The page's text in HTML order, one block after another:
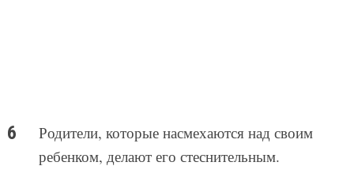
Родители, которые насмехаются над своим
ребенком, делают его стеснительным.